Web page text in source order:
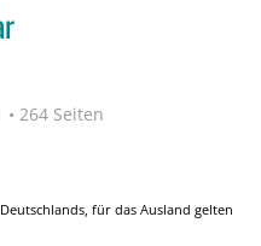
• 264 Seiten
für das Ausland gelten